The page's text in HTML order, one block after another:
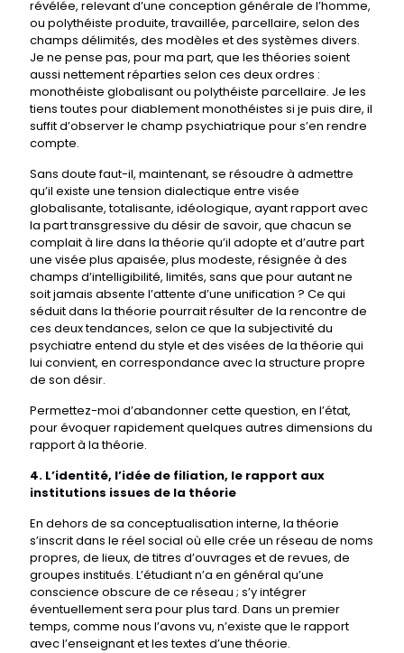
révélée, relevant d’une conception générale de l’homme,
ou polythéiste produite, travaillée, parcellaire, selon des
champs délimités, des modèles et des systèmes divers.
Je ne pense pas, pour ma part, que les théories soient
aussi nettement réparties selon ces deux ordres :
monothéiste globalisant ou polythéiste parcellaire. Je les
tiens toutes pour diablement monothéistes si je puis dire, il
suffit d’observer le champ psychiatrique pour s’en rendre
compte.
Sans doute faut-il, maintenant, se résoudre à admettre
qu’il existe une tension dialectique entre visée
globalisante, totalisante, idéologique, ayant rapport avec
la part transgressive du désir de savoir, que chacun se
complait à lire dans la théorie qu’il adopte et d’autre part
une visée plus apaisée, plus modeste, résignée à des
champs d’intelligibilité, limités, sans que pour autant ne
soit jamais absente l’attente d’une unification ? Ce qui
séduit dans la théorie pourrait résulter de la rencontre de
ces deux tendances, selon ce que la subjectivité du
psychiatre entend du style et des visées de la théorie qui
lui convient, en correspondance avec la structure propre
de son désir.
Permettez-moi d’abandonner cette question, en l’état,
pour évoquer rapidement quelques autres dimensions du
rapport à la théorie.
4. L’identité, l’idée de filiation, le rapport aux
institutions issues de la théorie
En dehors de sa conceptualisation interne, la théorie
s’inscrit dans le réel social où elle crée un réseau de noms
propres, de lieux, de titres d’ouvrages et de revues, de
groupes institués. L’étudiant n’a en général qu’une
conscience obscure de ce réseau ; s’y intégrer
éventuellement sera pour plus tard. Dans un premier
temps, comme nous l’avons vu, n’existe que le rapport
avec l’enseignant et les textes d’une théorie.